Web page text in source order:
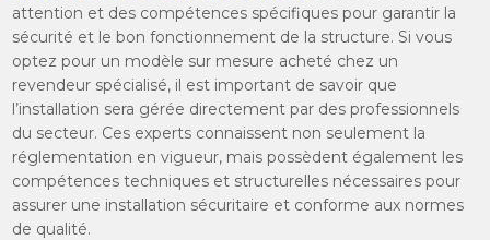
attention et des compétences spécifiques pour garantir la
sécurité et le bon fonctionnement de la structure. Si vous
optez pour un modèle sur mesure acheté chez un
revendeur spécialisé, il est important de savoir que
l’installation sera gérée directement par des professionnels
du secteur. Ces experts connaissent non seulement la
réglementation en vigueur, mais possèdent également les
compétences techniques et structurelles nécessaires pour
assurer une installation sécuritaire et conforme aux normes
de qualité.